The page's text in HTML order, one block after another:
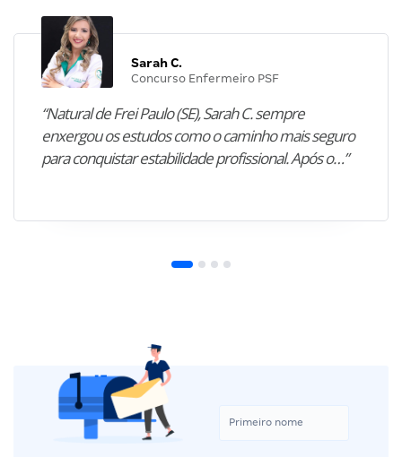
Sarah C.
Concurso Enfermeiro PSF
“Natural de Frei Paulo (SE), Sarah C. sempre
enxergou os estudos como o caminho mais seguro
para conquistar estabilidade profissional. Após o…”